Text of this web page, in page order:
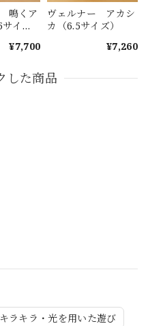
キラキラ・光を用いた遊び
鳴くア
イ
¥7,700
ヴェルナー アカシ
カ（6.5サイズ）
¥7,260
した商品